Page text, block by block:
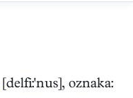
[delfi:'nus], oznaka: